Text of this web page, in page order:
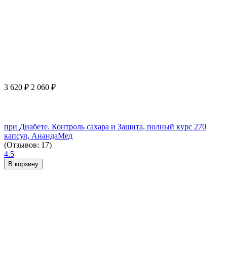
3 620 ₽ 2 060 ₽
при Диабете. Контроль сахара и Защита, полный курс 270
капсул, АнандаМед
(Отзывов: 17)
4.5
В корзину